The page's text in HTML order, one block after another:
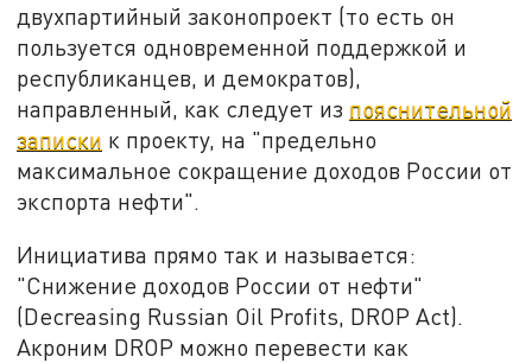
двухпартийный законопроект (то есть он
пользуется одновременной поддержкой и
республиканцев, и демократов),
направленный, как следует из пояснительной
записки к проекту, на "предельно
максимальное сокращение доходов России от
экспорта нефти".
Инициатива прямо так и называется:
"Снижение доходов России от нефти"
(Decreasing Russian Oil Profits, DROP Act).
Акроним DROP можно перевести как